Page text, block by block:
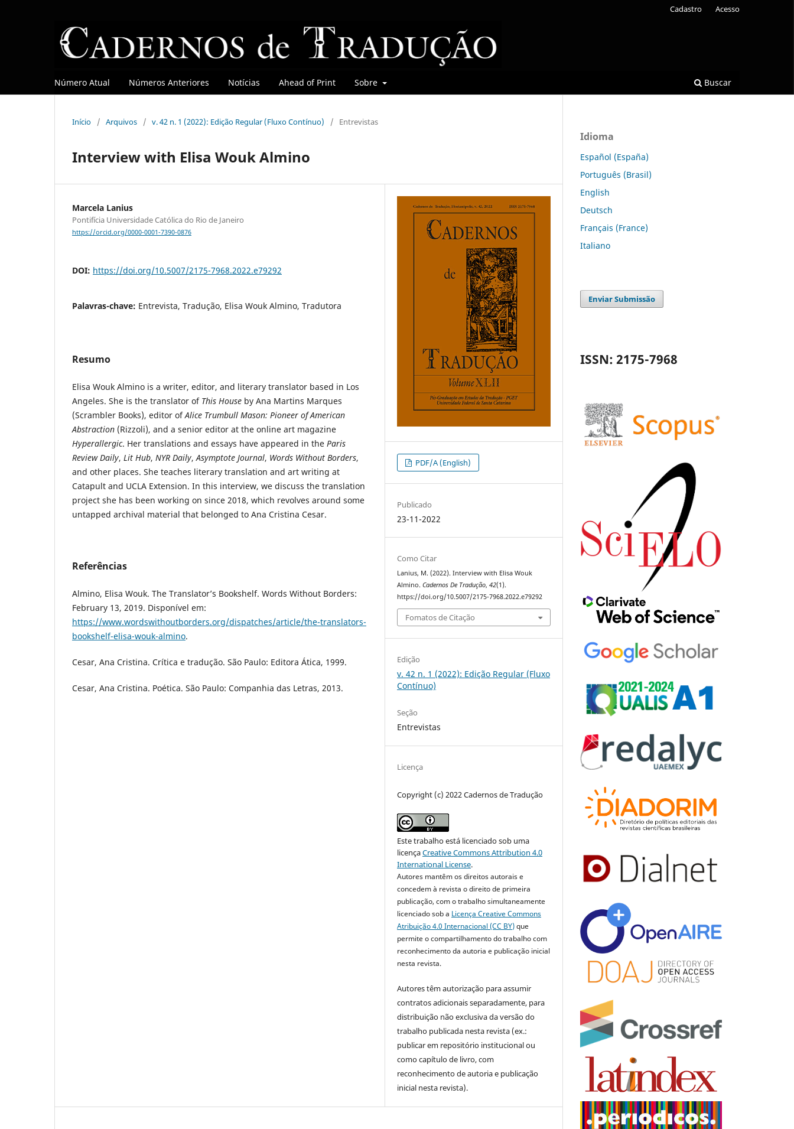
Número Atual Números Anteriores Notícias Ahead of Print Sobre Buscar
Cadastro Acesso
Início / Arquivos / v. 42 n. 1 (2022): Edição Regular (Fluxo Contínuo) / Entrevistas
Interview with Elisa Wouk Almino
Marcela Lanius
Pontifícia Universidade Católica do Rio de Janeiro
https://orcid.org/0000-0001-7390-0876
DOI: https://doi.org/10.5007/2175-7968.2022.e79292
Palavras-chave: Entrevista, Tradução, Elisa Wouk Almino, Tradutora
Resumo
Elisa Wouk Almino is a writer, editor, and literary translator based in Los
Angeles. She is the translator of This House by Ana Martins Marques
(Scrambler Books), editor ofAlice Trumbull Mason: Pioneer of American
Abstraction (Rizzoli), and a senior editor at the online art magazine
Hyperallergic. Her translations and essays have appeared in the Paris
Review Daily, Lit Hub, NYR Daily,Asymptote Journal, Words Without Borders,
and other places. She teaches literary translation and art writing at
Catapult and UCLA Extension. In this interview, we discuss the translation
project she has been working on since 2018, which revolves around some
untapped archival material that belonged to Ana Cristina Cesar.
Referências
Almino, Elisa Wouk. The Translator’s Bookshelf. Words Without Borders:
February 13, 2019. Disponível em:
https://www.wordswithoutborders.org/dispatches/article/the-translators-
bookshelf-elisa-wouk-almino.
Cesar, Ana Cristina. Crítica e tradução. São Paulo: Editora Ática, 1999.
Cesar, Ana Cristina. Poética. São Paulo: Companhia das Letras, 2013.
PDF/A (English)
Publicado
23-11-2022
Como Citar
Lanius, M. (2022). Interview with Elisa Wouk
Almino.Cadernos De Tradução,42(1).
https://doi.org/10.5007/2175-7968.2022.e79292
Fomatos de Citação
Edição
v. 42 n. 1 (2022): Edição Regular (Fluxo
Contínuo)
Seção
Entrevistas
Licença
Copyright (c) 2022 Cadernos de Tradução
Este trabalho está licenciado sob uma
licençaCreative Commons Attribution 4.0
International License.
Autores mantêm os direitos autorais e
concedem à revista o direito de primeira
publicação, com o trabalho simultaneamente
licenciado sob a Licença Creative Commons
Atribuição 4.0 Internacional (CC BY)que
permite o compartilhamento do trabalho com
reconhecimento da autoria e publicação inicial
nesta revista.
Autores têm autorização para assumir
contratos adicionais separadamente, para
distribuição não exclusiva da versão do
trabalho publicada nesta revista (ex.:
publicar em repositório institucional ou
como capítulo de livro, com
reconhecimento de autoria e publicação
inicial nesta revista).
Idioma
Español (España)
Português (Brasil)
English
Deutsch
Français (France)
Italiano
Enviar Submissão
ISSN: 2175-7968